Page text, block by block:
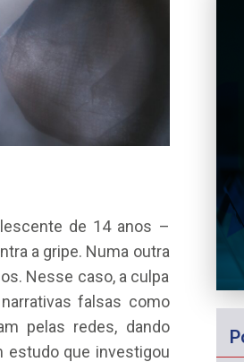
de 14 anos –
a gripe. Numa outra
Nesse caso, a culpa
falsas como
pelas redes, dando
estudo que investigou